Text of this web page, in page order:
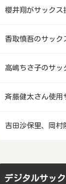
櫻井翔がサックス
香取慎吾のサック
高嶋ちさ子のサッ
斉藤健太さん使用
吉田沙保里、岡村
デジタルサッ